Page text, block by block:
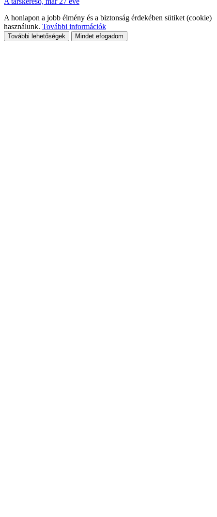
A honlapon a jobb élmény és a biztonság érdekében sütiket (cookie)
használunk. További információk
További lehetőségek Mindet efogadom